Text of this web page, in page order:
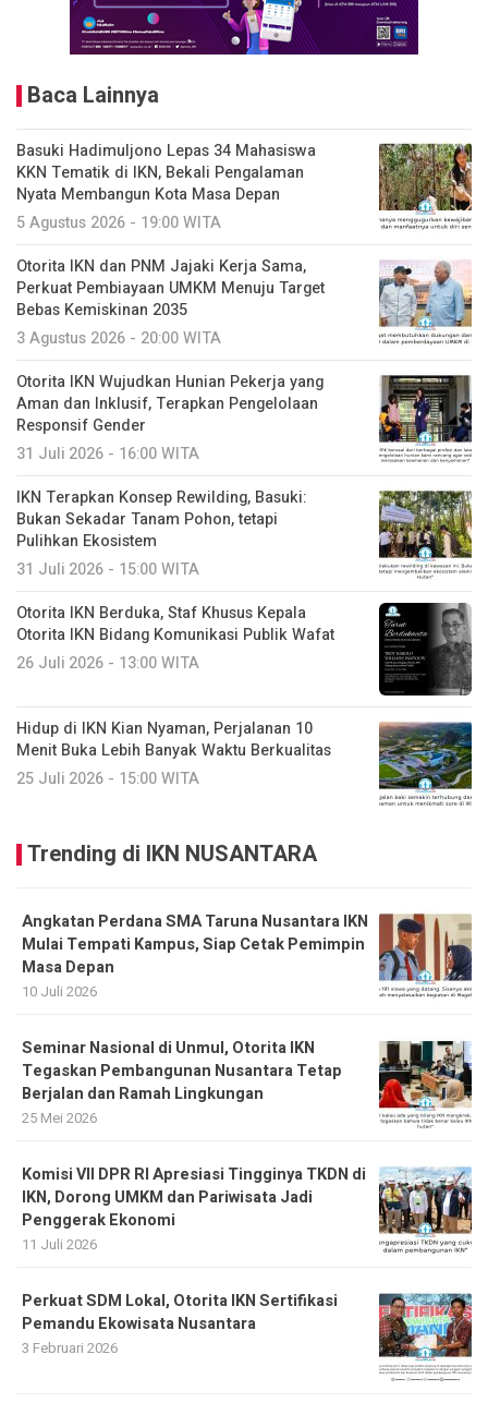
Baca Lainnya
Basuki Hadimuljono Lepas 34 Mahasiswa
KKN Tematik di IKN, Bekali Pengalaman
Nyata Membangun Kota Masa Depan
5 Agustus 2026 - 19:00 WITA
Otorita IKN dan PNM Jajaki Kerja Sama,
Perkuat Pembiayaan UMKM Menuju Target
Bebas Kemiskinan 2035
3 Agustus 2026 - 20:00 WITA
Otorita IKN Wujudkan Hunian Pekerja yang
Aman dan Inklusif, Terapkan Pengelolaan
Responsif Gender
31 Juli 2026 - 16:00 WITA
IKN Terapkan Konsep Rewilding, Basuki:
Bukan Sekadar Tanam Pohon, tetapi
Pulihkan Ekosistem
31 Juli 2026 - 15:00 WITA
Otorita IKN Berduka, Staf Khusus Kepala
Otorita IKN Bidang Komunikasi Publik Wafat
26 Juli 2026 - 13:00 WITA
Hidup di IKN Kian Nyaman, Perjalanan 10
Menit Buka Lebih Banyak Waktu Berkualitas
25 Juli 2026 - 15:00 WITA
Trending di IKN NUSANTARA
Angkatan Perdana SMA Taruna Nusantara IKN
Mulai Tempati Kampus, Siap Cetak Pemimpin
Masa Depan
10 Juli 2026
Seminar Nasional di Unmul, Otorita IKN
Tegaskan Pembangunan Nusantara Tetap
Berjalan dan Ramah Lingkungan
25 Mei 2026
Komisi VII DPR RI Apresiasi Tingginya TKDN di
IKN, Dorong UMKM dan Pariwisata Jadi
Penggerak Ekonomi
11 Juli 2026
Perkuat SDM Lokal, Otorita IKN Sertifikasi
Pemandu Ekowisata Nusantara
3 Februari 2026